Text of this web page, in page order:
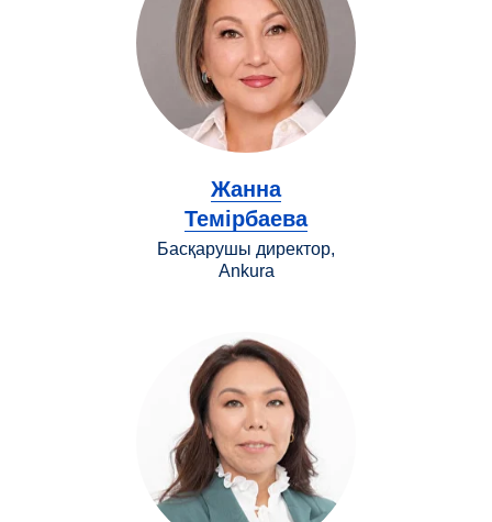
Жанна
Темірбаева
Басқарушы директор,
Ankura